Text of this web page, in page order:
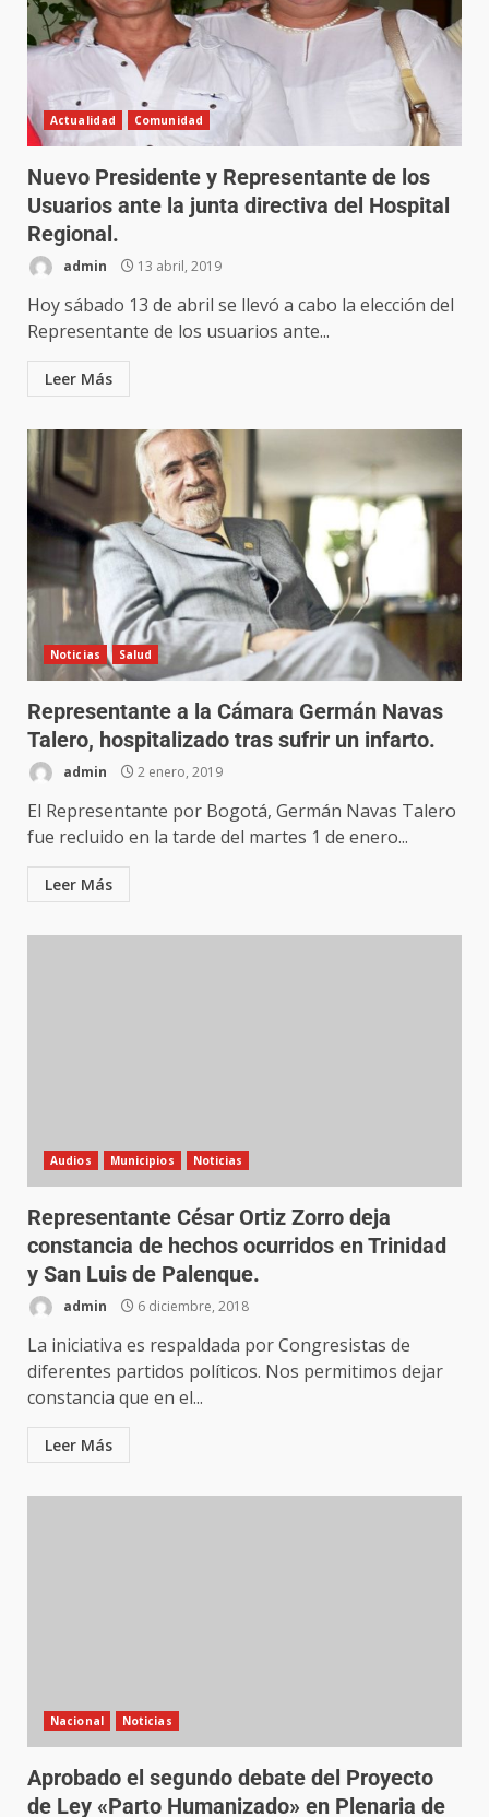
Actualidad Comunidad
Nuevo Presidente y Representante de los
Usuarios ante la junta directiva del Hospital
Regional.
admin 13 abril, 2019
Hoy sábado 13 de abril se llevó a cabo la elección del
Representante de los usuarios ante...
Leer Más
Noticias Salud
Representante a la Cámara Germán Navas
Talero, hospitalizado tras sufrir un infarto.
admin 2 enero, 2019
El Representante por Bogotá, Germán Navas Talero
fue recluido en la tarde del martes 1 de enero...
Leer Más
Audios Municipios Noticias
Representante César Ortiz Zorro deja
constancia de hechos ocurridos en Trinidad
y San Luis de Palenque.
admin 6 diciembre, 2018
La iniciativa es respaldada por Congresistas de
diferentes partidos políticos. Nos permitimos dejar
constancia que en el...
Leer Más
Nacional Noticias
Aprobado el segundo debate del Proyecto
de Ley «Parto Humanizado» en Plenaria de